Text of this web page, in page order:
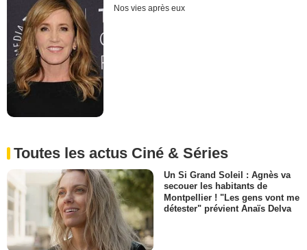
Nos vies après eux
Toutes les actus Ciné & Séries
Un Si Grand Soleil : Agnès va
secouer les habitants de
Montpellier ! "Les gens vont me
détester" prévient Anaïs Delva